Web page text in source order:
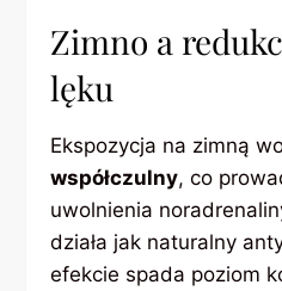
Zimno a
lęku
Ekspozycja na zimną
współczulny, co
uwolnienia
działa jak naturalny
efekcie spada poziom